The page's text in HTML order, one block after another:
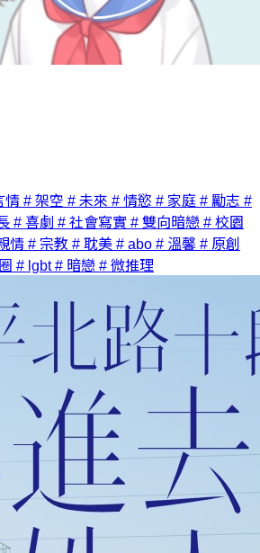
情 # 架空 # 未來 # 情慾 # 家庭 # 勵志 #
# 喜劇 # 社會寫實 # 雙向暗戀 # 校園
情 # 宗教 # 耽美 # abo # 溫馨 # 原創
# lgbt# 暗戀 # 微推理